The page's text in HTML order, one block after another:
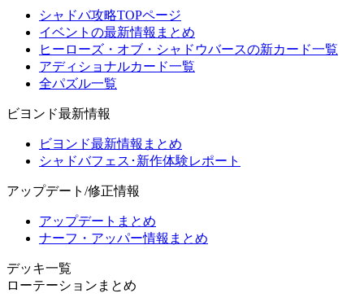
シャドバ攻略TOPページ
イベントの最新情報まとめ
ヒーローズ・オブ・シャドウバースの新カード一覧
アディショナルカード一覧
全パズル一覧
ビヨンド最新情報
ビヨンド最新情報まとめ
シャドバフェス･新作体験レポート
アップデート/修正情報
アップデートまとめ
ナーフ・アッパー情報まとめ
デッキ一覧
ローテーションまとめ